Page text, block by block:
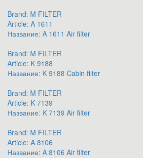
Brand: M FILTER
Article: A 1611
Название: A 1611 Air filter
Brand: M FILTER
Article: K 9188
Название: K 9188 Cabin filter
Brand: M FILTER
Article: K 7139
Название: K 7139 Air filter
Brand: M FILTER
Article: A 8106
Название: A 8106 Air filter